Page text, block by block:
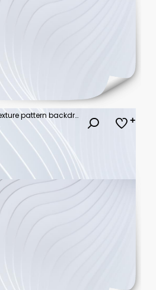
Egyptian hieroglyphics texture pattern backdrop, ancient, symbols, history, communication, culture, Egyptian, hieroglyphs